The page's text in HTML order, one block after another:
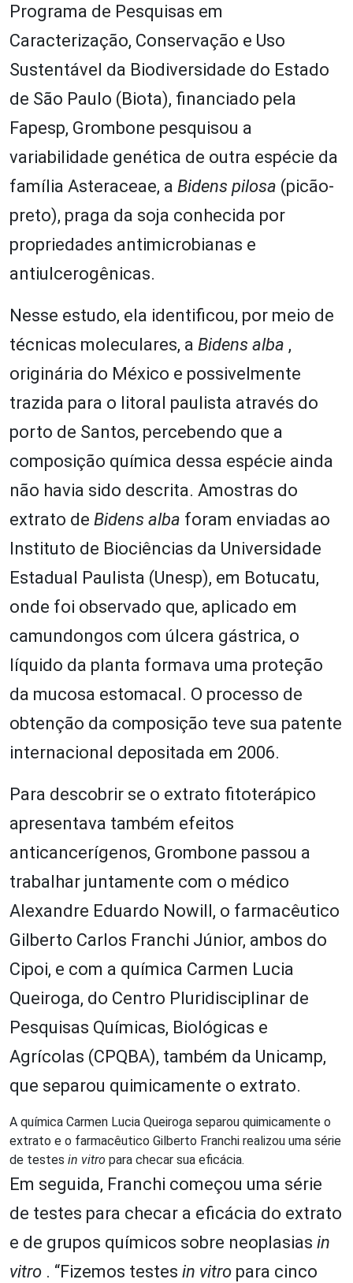
Programa de Pesquisas em
Caracterização, Conservação e Uso
Sustentável da Biodiversidade do Estado
de São Paulo (Biota), financiado pela
Fapesp, Grombone pesquisou a
variabilidade genética de outra espécie da
família Asteraceae, a Bidens pilosa (picão-
preto), praga da soja conhecida por
propriedades antimicrobianas e
antiulcerogênicas.
Nesse estudo, ela identificou, por meio de
técnicas moleculares, a Bidens alba ,
originária do México e possivelmente
trazida para o litoral paulista através do
porto de Santos, percebendo que a
composição química dessa espécie ainda
não havia sido descrita. Amostras do
extrato de Bidens alba foram enviadas ao
Instituto de Biociências da Universidade
Estadual Paulista (Unesp), em Botucatu,
onde foi observado que, aplicado em
camundongos com úlcera gástrica, o
líquido da planta formava uma proteção
da mucosa estomacal. O processo de
obtenção da composição teve sua patente
internacional depositada em 2006.
Para descobrir se o extrato fitoterápico
apresentava também efeitos
anticancerígenos, Grombone passou a
trabalhar juntamente com o médico
Alexandre Eduardo Nowill, o farmacêutico
Gilberto Carlos Franchi Júnior, ambos do
Cipoi, e com a química Carmen Lucia
Queiroga, do Centro Pluridisciplinar de
Pesquisas Químicas, Biológicas e
Agrícolas (CPQBA), também da Unicamp,
que separou quimicamente o extrato.
A química Carmen Lucia Queiroga separou quimicamente o
extrato e o farmacêutico Gilberto Franchi realizou uma série
de testes in vitro para checar sua eficácia.
Em seguida, Franchi começou uma série
de testes para checar a eficácia do extrato
e de grupos químicos sobre neoplasias in
vitro . “Fizemos testes in vitro para cinco